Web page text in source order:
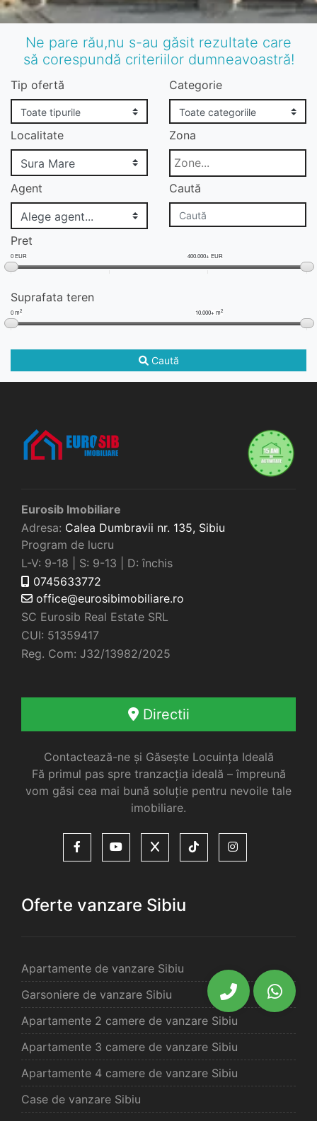
Ne pare rău,nu s-au găsit rezultate care
să corespundă criteriilor dumneavoastră!
Tip ofertă Categorie
Localitate Zona
Agent Caută
Pret
0 EUR 400.000+ EUR
Suprafata teren
0 m2 10.000+ m2
Caută
Eurosib Imobiliare
Adresa: Calea Dumbravii nr. 135, Sibiu
Program de lucru
L-V: 9-18 | S: 9-13 | D: închis
0745633772
office@eurosibimobiliare.ro
SC Eurosib Real Estate SRL
CUI: 51359417
Reg. Com: J32/13982/2025
Directii
Contactează-ne și Găsește Locuința Ideală
Fă primul pas spre tranzacția ideală – împreună
vom găsi cea mai bună soluție pentru nevoile tale
imobiliare.
Oferte vanzare Sibiu
Apartamente de vanzare Sibiu
Garsoniere de vanzare Sibiu
Apartamente 2 camere de vanzare Sibiu
Apartamente 3 camere de vanzare Sibiu
Apartamente 4 camere de vanzare Sibiu
Case de vanzare Sibiu
Spatii comercilale de vanzare Sibiu